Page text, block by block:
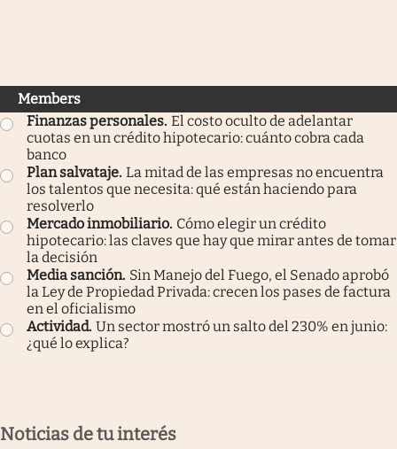
Members
Finanzas personales. El costo oculto de adelantar
cuotas en un crédito hipotecario: cuánto cobra cada
banco
Plan salvataje. La mitad de las empresas no encuentra
los talentos que necesita: qué están haciendo para
resolverlo
Mercado inmobiliario. Cómo elegir un crédito
hipotecario: las claves que hay que mirar antes de tomar
la decisión
Media sanción. Sin Manejo del Fuego, el Senado aprobó
la Ley de Propiedad Privada: crecen los pases de factura
en el oficialismo
Actividad. Un sector mostró un salto del 230% en junio:
¿qué lo explica?
Noticias de tu interés